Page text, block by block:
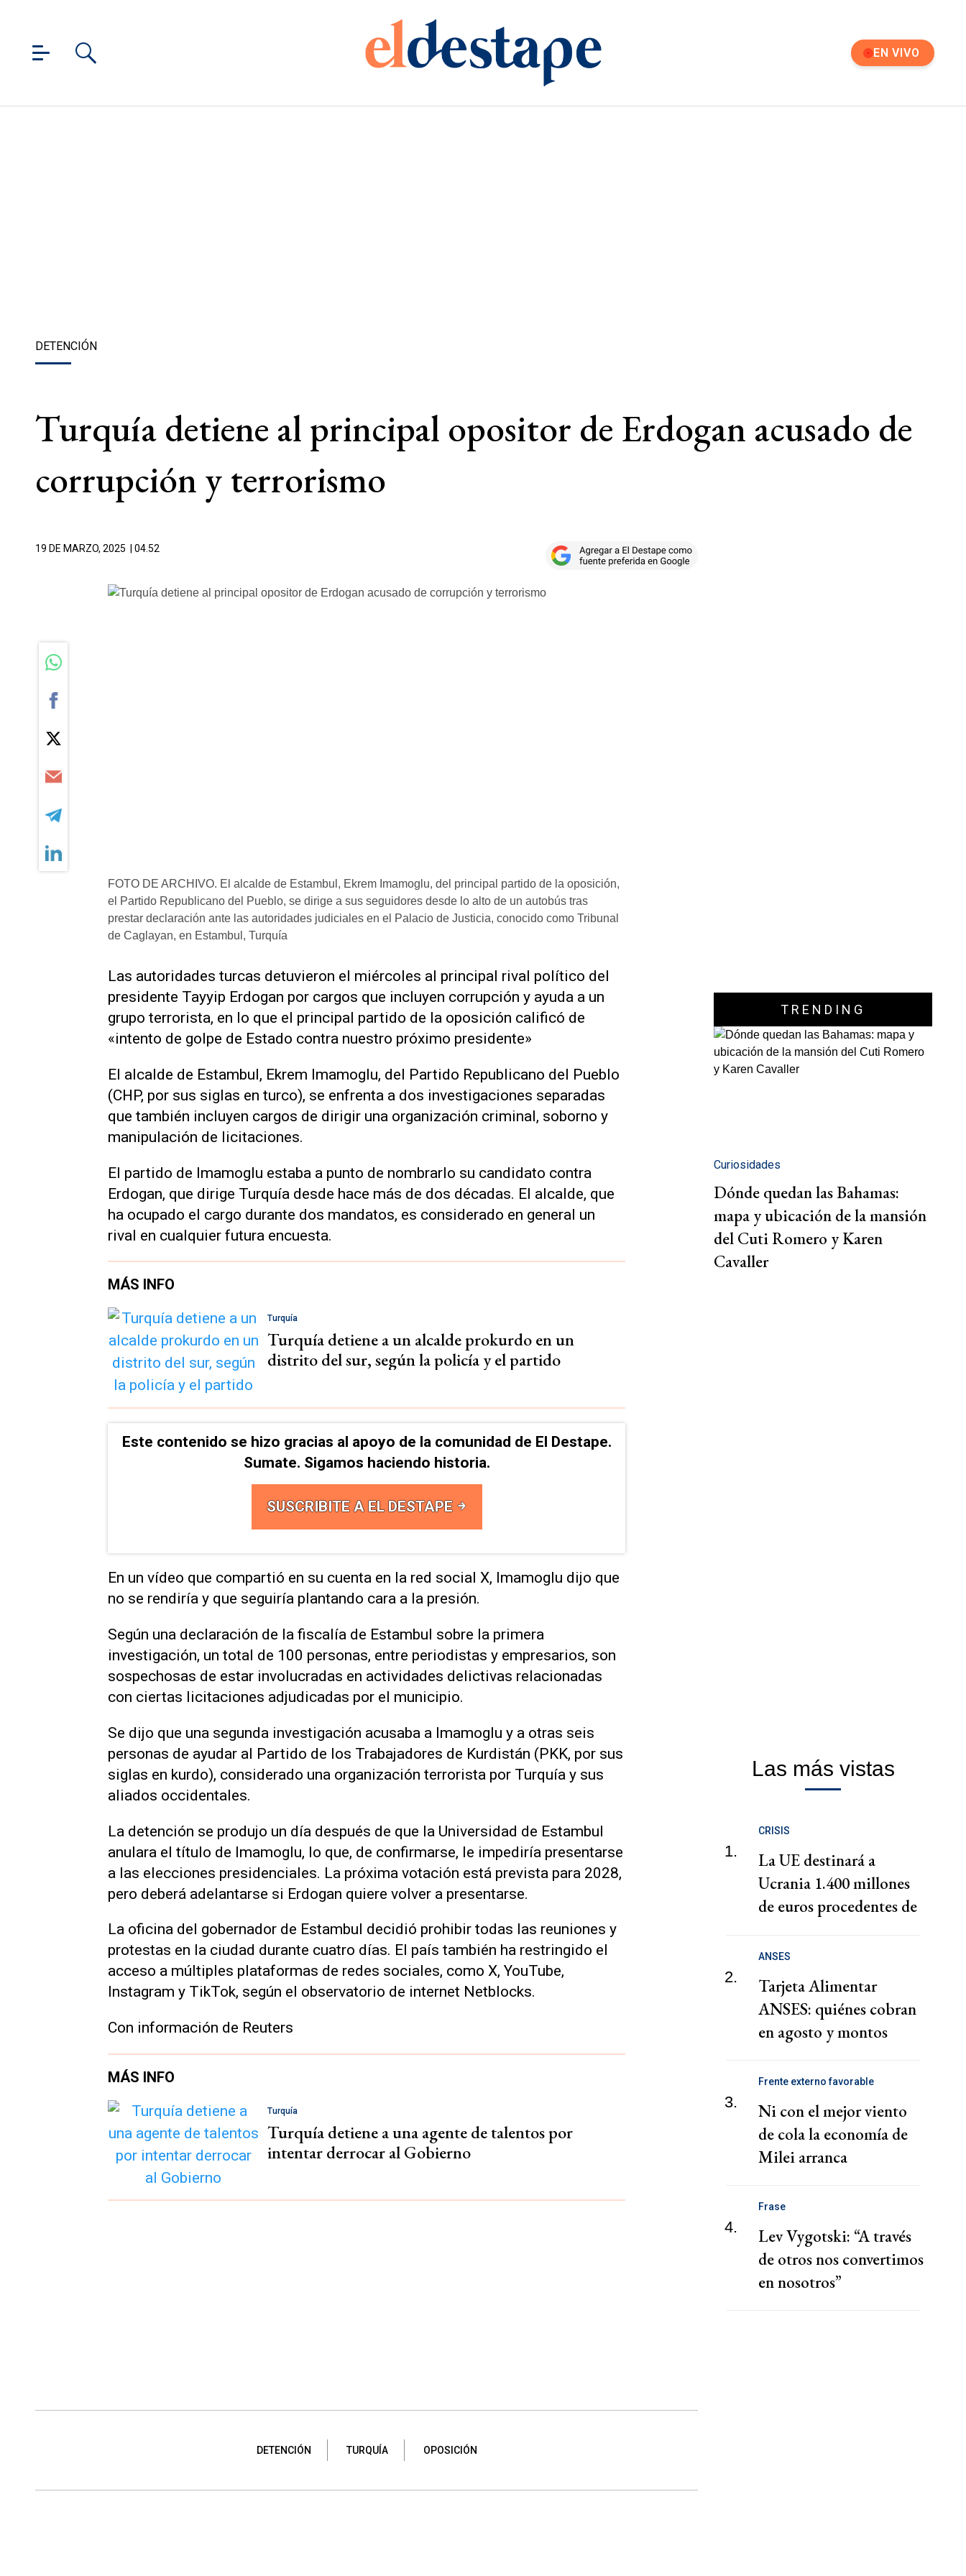
EN VIVO
DETENCIÓN
Turquía detiene al principal opositor de Erdogan acusado de
corrupción y terrorismo
19 DE MARZO, 2025 | 04.52
FOTO DE ARCHIVO. El alcalde de Estambul, Ekrem Imamoglu, del principal partido de la oposición,
el Partido Republicano del Pueblo, se dirige a sus seguidores desde lo alto de un autobús tras
prestar declaración ante las autoridades judiciales en el Palacio de Justicia, conocido como Tribunal
de Caglayan, en Estambul, Turquía
Las autoridades turcas detuvieron el miércoles al principal rival político del
presidente Tayyip Erdogan por cargos que incluyen corrupción y ayuda a un
grupo terrorista, en lo que el principal partido de la oposición calificó de
«intento de golpe de Estado contra nuestro próximo presidente»
El alcalde de Estambul, Ekrem Imamoglu, del Partido Republicano del Pueblo
(CHP, por sus siglas en turco), se enfrenta a dos investigaciones separadas
que también incluyen cargos de dirigir una organización criminal, soborno y
manipulación de licitaciones.
El partido de Imamoglu estaba a punto de nombrarlo su candidato contra
Erdogan, que dirige Turquía desde hace más de dos décadas. El alcalde, que
ha ocupado el cargo durante dos mandatos, es considerado en general un
rival en cualquier futura encuesta.
MÁS INFO
Turquía
Turquía detiene a un alcalde prokurdo en un
distrito del sur, según la policía y el partido
Este contenido se hizo gracias al apoyo de la comunidad de El Destape.
Sumate. Sigamos haciendo historia.
SUSCRIBITE A EL DESTAPE
En un vídeo que compartió en su cuenta en la red social X, Imamoglu dijo que
no se rendiría y que seguiría plantando cara a la presión.
Según una declaración de la fiscalía de Estambul sobre la primera
investigación, un total de 100 personas, entre periodistas y empresarios, son
sospechosas de estar involucradas en actividades delictivas relacionadas
con ciertas licitaciones adjudicadas por el municipio.
Se dijo que una segunda investigación acusaba a Imamoglu y a otras seis
personas de ayudar al Partido de los Trabajadores de Kurdistán (PKK, por sus
siglas en kurdo), considerado una organización terrorista por Turquía y sus
aliados occidentales.
La detención se produjo un día después de que la Universidad de Estambul
anulara el título de Imamoglu, lo que, de confirmarse, le impediría presentarse
a las elecciones presidenciales. La próxima votación está prevista para 2028,
pero deberá adelantarse si Erdogan quiere volver a presentarse.
La oficina del gobernador de Estambul decidió prohibir todas las reuniones y
protestas en la ciudad durante cuatro días. El país también ha restringido el
acceso a múltiples plataformas de redes sociales, como X, YouTube,
Instagram y TikTok, según el observatorio de internet Netblocks.
Con información de Reuters
MÁS INFO
Turquía
Turquía detiene a una agente de talentos por
intentar derrocar al Gobierno
DETENCIÓN TURQUÍA OPOSICIÓN
TRENDING
Curiosidades
Dónde quedan las Bahamas:
mapa y ubicación de la mansión
del Cuti Romero y Karen
Cavaller
Las más vistas
1.
CRISIS
La UE destinará a
Ucrania 1.400 millones
de euros procedentes de
congelados
2.
ANSES
Tarjeta Alimentar
ANSES: quiénes cobran
en agosto y montos
3.
Frente externo favorable
Ni con el mejor viento
de cola la economía de
Milei arranca
4.
Frase
Lev Vygotski: “A través
de otros nos convertimos
en nosotros”